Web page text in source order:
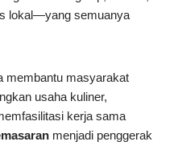
lokal—yang semuanya
membantu masyarakat
usaha kuliner,
kerja sama
menjadi penggerak